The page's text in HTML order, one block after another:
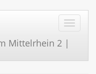
Mittelrhein 2 |